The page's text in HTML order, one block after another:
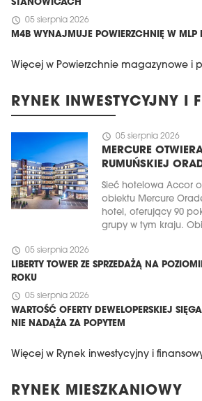
STANOWICACH
schedule 05 sierpnia 2026
M4B WYNAJMUJE POWIERZCHNIĘ W MLP
Więcej w Powierzchnie magazynowe i
RYNEK INWESTYCYJNY I
schedule 05 sierpnia 2026
MERCURE
RUMUŃSKIEJ
Sieć hotelowa Accor
obiektu Mercure
hotel, oferujący 90
grupy w tym kraju.
schedule 05 sierpnia 2026
LIBERTY TOWER ZE SPRZEDAŻĄ NA
ROKU
schedule 05 sierpnia 2026
WARTOŚĆ OFERTY DEWELOPERSKIEJ
NIE NADĄŻA ZA POPYTEM
Więcej w Rynek inwestycyjny i
RYNEK MIESZKANIOWY